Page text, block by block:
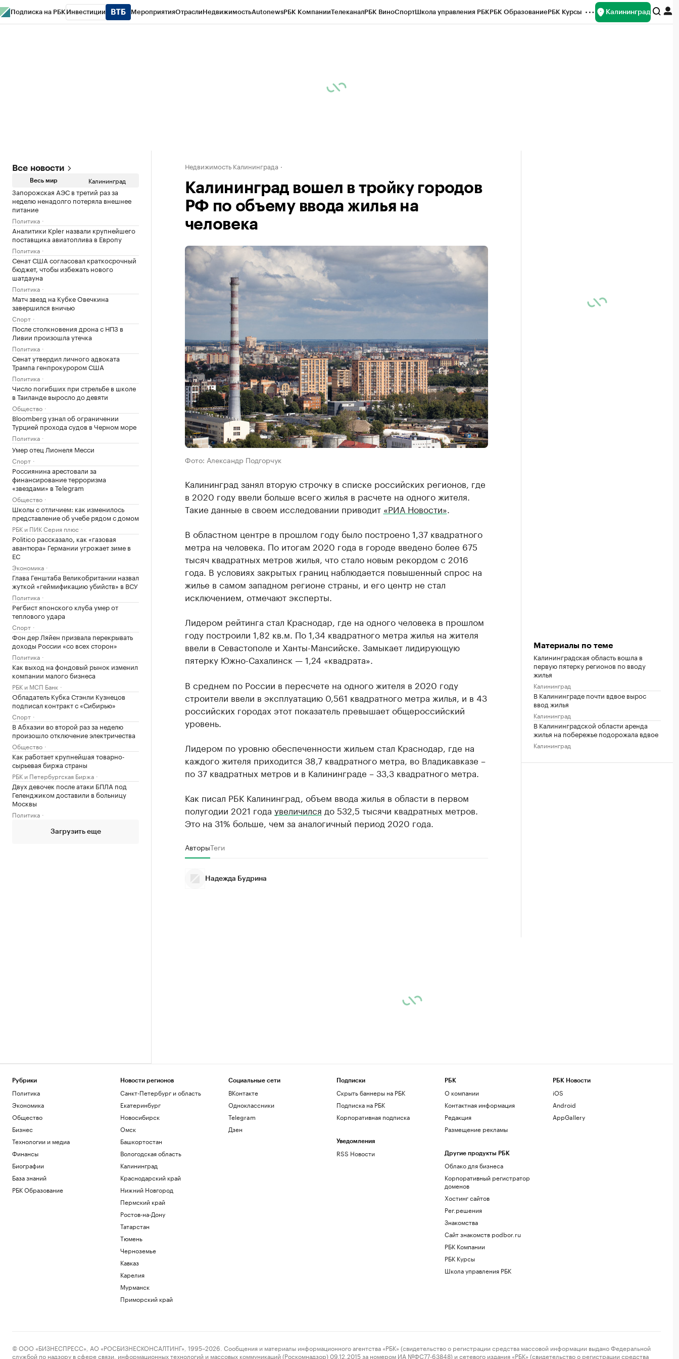
Подписка на РБК Инвестиции МероприятияОтраслиНедвижимостьAutonewsРБК КомпанииТелеканалРБК ВиноСпортШкола управления РБКРБК ОбразованиеРБК Курсы Калининград
Все новости
Весь мир Калининград
Запорожская АЭС в третий раз за
неделю ненадолго потеряла внешнее
питание
Политика
Аналитики Kpler назвали крупнейшего
поставщика авиатоплива в Европу
Политика
Сенат США согласовал краткосрочный
бюджет, чтобы избежать нового
шатдауна
Политика
Матч звезд на Кубке Овечкина
завершился вничью
Спорт
После столкновения дрона с НПЗ в
Ливии произошла утечка
Политика
Сенат утвердил личного адвоката
Трампа генпрокурором США
Политика
Число погибших при стрельбе в школе
в Таиланде выросло до девяти
Общество
Bloomberg узнал об ограничении
Турцией прохода судов в Черном море
Политика
Умер отец Лионеля Месси
Спорт
Россиянина арестовали за
финансирование терроризма
«звездами» в Telegram
Общество
Школы с отличием: как изменилось
представление об учебе рядом с домом
РБК и ПИК Серия плюс
Politico рассказало, как «газовая
авантюра» Германии угрожает зиме в
ЕС
Экономика
Глава Генштаба Великобритании назвал
жуткой «геймификацию убийств» в ВСУ
Политика
Регбист японского клуба умер от
теплового удара
Спорт
Фон дер Ляйен призвала перекрывать
доходы России «со всех сторон»
Политика
Как выход на фондовый рынок изменил
компании малого бизнеса
РБК и МСП Банк
Обладатель Кубка Стэнли Кузнецов
подписал контракт с «Сибирью»
Спорт
В Абхазии во второй раз за неделю
произошло отключение электричества
Общество
Как работает крупнейшая товарно-
сырьевая биржа страны
РБК и Петербургская Биржа
Двух девочек после атаки БПЛА под
Геленджиком доставили в больницу
Москвы
Политика
Загрузить еще
Недвижимость Калининграда
Калининград вошел в тройку городов
РФ по объему ввода жилья на
человека
Фото: Александр Подгорчук
Калининград занял вторую строчку в списке российских регионов, где
в 2020 году ввели больше всего жилья в расчете на одного жителя.
Такие данные в своем исследовании приводит «РИА Новости»
В областном центре в прошлом году было построено 1,37 квадратного
метра на человека. По итогам 2020 года в городе введено более 675
тысяч квадратных метров жилья, что стало новым рекордом с 2016
года. В условиях закрытых границ наблюдается повышенный спрос на
жилье в самом западном регионе страны, и его центр не стал
исключением, отмечают эксперты.
Лидером рейтинга стал Краснодар, где на одного человека в прошлом
году построили 1,82 кв.м. По 1,34 квадратного метра жилья на жителя
ввели в Севастополе и Ханты-Мансийске. Замыкает лидирующую
пятерку Южно-Сахалинск — 1,24 «квадрата».
В среднем по России в пересчете на одного жителя в 2020 году
строители ввели в эксплуатацию 0,561 квадратного метра жилья, и в 43
российских городах этот показатель превышает общероссийский
уровень.
Лидером по уровню обеспеченности жильем стал Краснодар, где на
каждого жителя приходится 38,7 квадратного метра, во Владикавказе –
по 37 квадратных метров и в Калининграде – 33,3 квадратного метра.
Как писал РБК Калининград, объем ввода жилья в области в первом
полугодии 2021 года увеличился до 532,5 тысячи квадратных метров.
Это на 31% больше, чем за аналогичный период 2020 года.
АвторыТеги
Надежда Будрина
Материалы по теме
Калининградская область вошла в
первую пятерку регионов по вводу
жилья
Калининград
В Калининграде почти вдвое вырос
ввод жилья
Калининград
В Калининградской области аренда
жилья на побережье подорожала вдвое
Калининград
Рубрики
Политика
Экономика
Общество
Бизнес
Технологии и медиа
Финансы
Биографии
База знаний
РБК Образование
Новости регионов
Санкт-Петербург и область
Екатеринбург
Новосибирск
Омск
Башкортостан
Вологодская область
Калининград
Краснодарский край
Нижний Новгород
Пермский край
Ростов-на-Дону
Татарстан
Тюмень
Черноземье
Кавказ
Карелия
Мурманск
Приморский край
Социальные сети
ВКонтакте
Одноклассники
Telegram
Дзен
Подписки
Скрыть баннеры на РБК
Подписка на РБК
Корпоративная подписка
Уведомления
RSS Новости
РБК
О компании
Контактная информация
Редакция
Размещение рекламы
Другие продукты РБК
Облако для бизнеса
Корпоративный регистратор
доменов
Хостинг сайтов
Рег.решения
Знакомства
Сайт знакомств podbor.ru
РБК Компании
РБК Курсы
Школа управления РБК
РБК Новости
iOS
Android
AppGallery
© ООО «БИЗНЕСПРЕСС», АО «РОСБИЗНЕСКОНСАЛТИНГ», 1995–2026. Сообщения и материалы информационного агентства «РБК» (свидетельство о регистрации средства массовой информации выдано Федеральной
службой по надзору в сфере связи, информационных технологий и массовых коммуникаций (Роскомнадзор) 09.12.2015 за номером ИА №ФС77-63848) и сетевого издания «РБК» (свидетельство о регистрации средства